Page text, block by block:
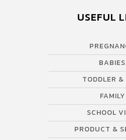
USEFUL
BABIES
TODDLER &
FAMILY
SCHOOL
PRODUCT &